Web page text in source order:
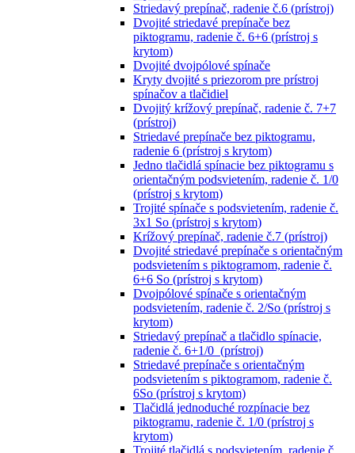
Striedavý prepínač, radenie č.6 (prístroj)
Dvojité striedavé prepínače bez
piktogramu, radenie č. 6+6 (prístroj s
krytom)
Dvojité dvojpólové spínače
Kryty dvojité s priezorom pre prístroj
spínačov a tlačidiel
Dvojitý krížový prepínač, radenie č. 7+7
(prístroj)
Striedavé prepínače bez piktogramu,
radenie 6 (prístroj s krytom)
Jedno tlačidlá spínacie bez piktogramu s
orientačným podsvietením, radenie č. 1/0
(prístroj s krytom)
Trojité spínače s podsvietením, radenie č.
3x1 So (prístroj s krytom)
Krížový prepínač, radenie č.7 (prístroj)
Dvojité striedavé prepínače s orientačným
podsvietením s piktogramom, radenie č.
6+6 So (prístroj s krytom)
Dvojpólové spínače s orientačným
podsvietením, radenie č. 2/So (prístroj s
krytom)
Striedavý prepínač a tlačidlo spínacie,
radenie č. 6+1/0 (prístroj)
Striedavé prepínače s orientačným
podsvietením s piktogramom, radenie č.
6So (prístroj s krytom)
Tlačidlá jednoduché rozpínacie bez
piktogramu, radenie č. 1/0 (prístroj s
krytom)
Trojité tlačidlá s podsvietením, radenie č.